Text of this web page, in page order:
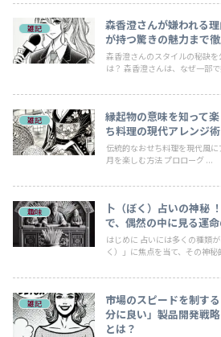
雑記
森香澄さんが嫌われる
が持つ驚きの魅力まで徹
森香澄さんのスタイルの秘訣
は？ 森香澄さんは、なぜ一部
雑記
縁起物の意味を知って
ち料理の現代アレンジ術
伝統的なおせち料理を現代風
月を楽しむ方法 プロローグ ...
趣味
卜（ぼく）占いの神秘
で、偶然の中に見る運命
はじめに 占いには多くの種類
く）」に焦点を当て、その神
雑記
市場のスピードを制す
分に良い」製品開発戦
とは？